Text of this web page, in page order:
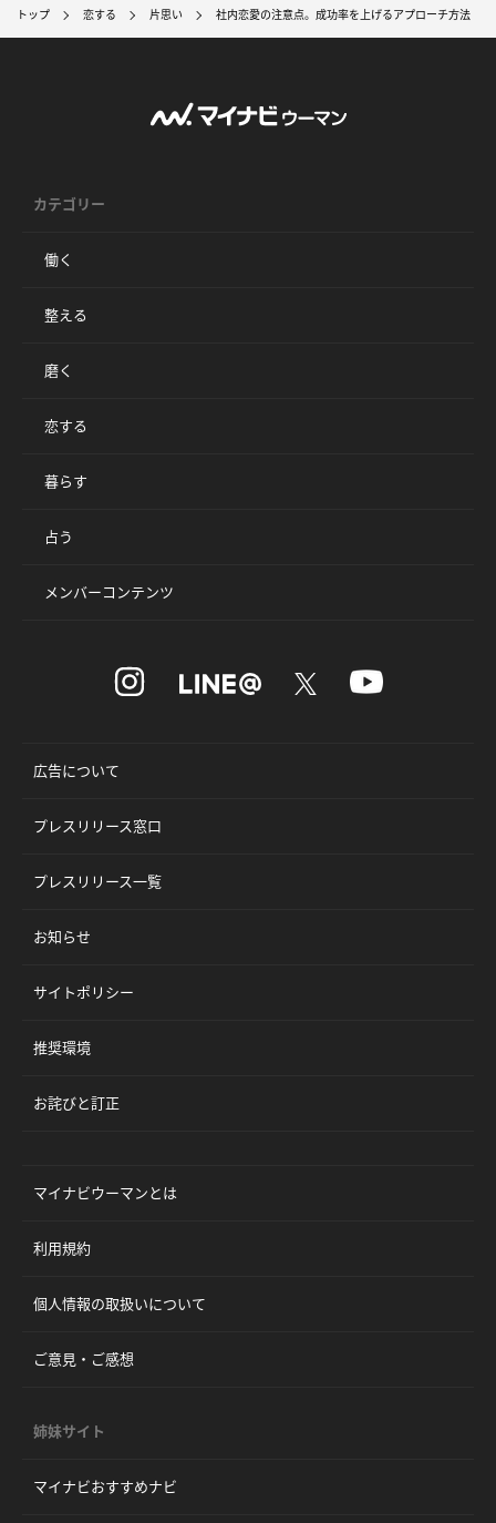
トップ 恋する 片思い 社内恋愛の注意点。成功率を上げるアプローチ方法
カテゴリー
働く
整える
磨く
恋する
暮らす
占う
メンバーコンテンツ
広告について
プレスリリース窓口
プレスリリース一覧
お知らせ
サイトポリシー
推奨環境
お詫びと訂正
マイナビウーマンとは
利用規約
個人情報の取扱いについて
ご意見・ご感想
姉妹サイト
マイナビおすすめナビ